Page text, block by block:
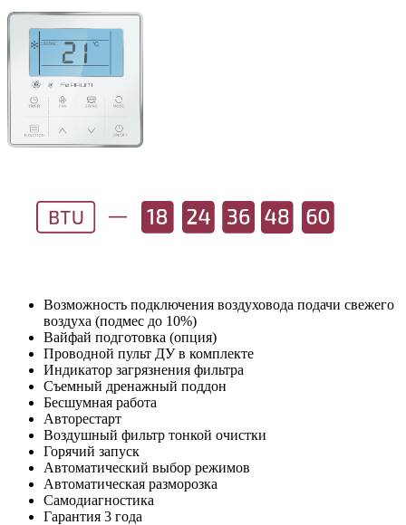
Возможность подключения воздуховода подачи свежего
воздуха (подмес до 10%)
Вайфай подготовка (опция)
Проводной пульт ДУ в комплекте
Индикатор загрязнения фильтра
Съемный дренажный поддон
Бесшумная работа
Авторестарт
Воздушный фильтр тонкой очистки
Горячий запуск
Автоматический выбор режимов
Автоматическая разморозка
Самодиагностика
Гарантия 3 года